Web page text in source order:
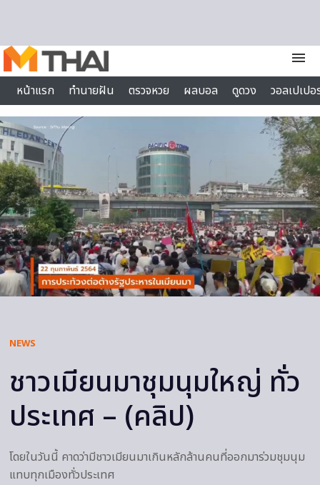
menu
หน้าแรก
ทำนายฝัน ตรวจหวย ผลบอล ดูดวง
วอลเปเป
ไลฟ์สไตล์
NEWS
ชาวเมียนมาชุมนุมใหญ่ ทั่ว
ประเทศ – (คลิป)
โดยในวันนี้ คาดว่ามีชาวเมียนมาเกินหลักล้านคนที่ออกมาร่วมชุมนุม
แทบทุกเมืองทั่วประเทศ